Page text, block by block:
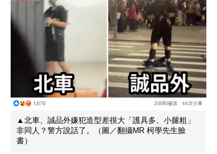
▲北車、誠品外嫌犯造型差很大「護具多、小腿粗」
非同人？警方說話了。（圖／翻攝MR 柯學先生臉
書）